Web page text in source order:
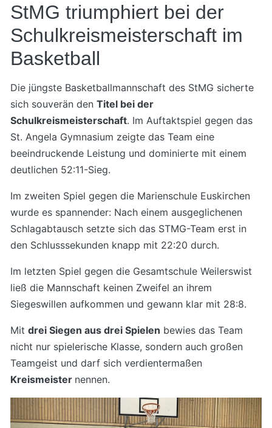
StMG triumphiert bei der
Schulkreismeisterschaft im
Basketball
Die jüngste Basketballmannschaft des StMG sicherte
sich souverän den Titel bei der
Schulkreismeisterschaft. Im Auftaktspiel gegen das
St. Angela Gymnasium zeigte das Team eine
beeindruckende Leistung und dominierte mit einem
deutlichen 52:11-Sieg.
Im zweiten Spiel gegen die Marienschule Euskirchen
wurde es spannender: Nach einem ausgeglichenen
Schlagabtausch setzte sich das STMG-Team erst in
den Schlusssekunden knapp mit 22:20 durch.
Im letzten Spiel gegen die Gesamtschule Weilerswist
ließ die Mannschaft keinen Zweifel an ihrem
Siegeswillen aufkommen und gewann klar mit 28:8.
Mit drei Siegen aus drei Spielen bewies das Team
nicht nur spielerische Klasse, sondern auch großen
Teamgeist und darf sich verdientermaßen
Kreismeister nennen.